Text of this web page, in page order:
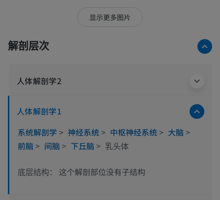
显示更多图片
解剖层次
人体解剖学2
人体解剖学1
系统解剖学 > 神经系统> 中枢神经系统> 大脑 >
前脑 > 间脑 > 下丘脑 > 乳头体
底层结构： 这个解剖部位没有子结构